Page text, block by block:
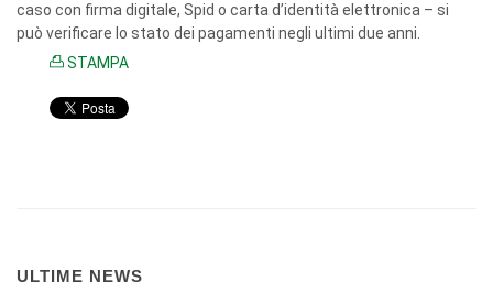
caso con firma digitale, Spid o carta d’identità elettronica – si
può verificare lo stato dei pagamenti negli ultimi due anni.
STAMPA
ULTIME NEWS